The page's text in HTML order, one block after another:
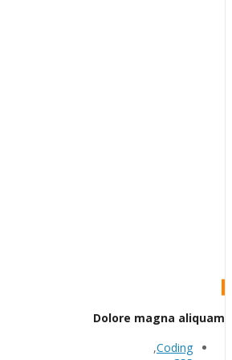
Dolore magna aliquam
Coding
,